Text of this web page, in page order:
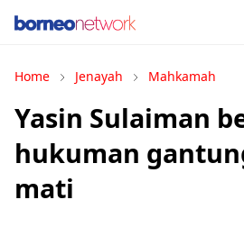
Home Jenayah Mahkamah
Yasin Sulaiman
hukuman
mati